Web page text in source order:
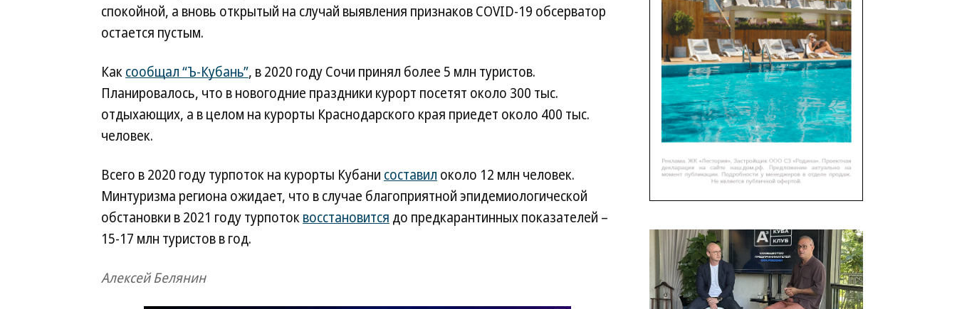
спокойной, а вновь открытый на случай выявления признаков COVID-19 обсерватор
остается пустым.
Каксообщал “Ъ-Кубань”, в 2020 году Сочи принял более 5 млн туристов.
Планировалось, что в новогодние праздники курорт посетят около 300 тыс.
отдыхающих, а в целом на курорты Краснодарского края приедет около 400 тыс.
человек.
Всего в 2020 году турпоток на курорты Кубани составил около 12 млн человек.
Минтуризма региона ожидает, что в случае благоприятной эпидемиологической
обстановки в 2021 году турпотоквосстановится до предкарантинных показателей –
15-17 млн туристов в год.
Алексей Белянин